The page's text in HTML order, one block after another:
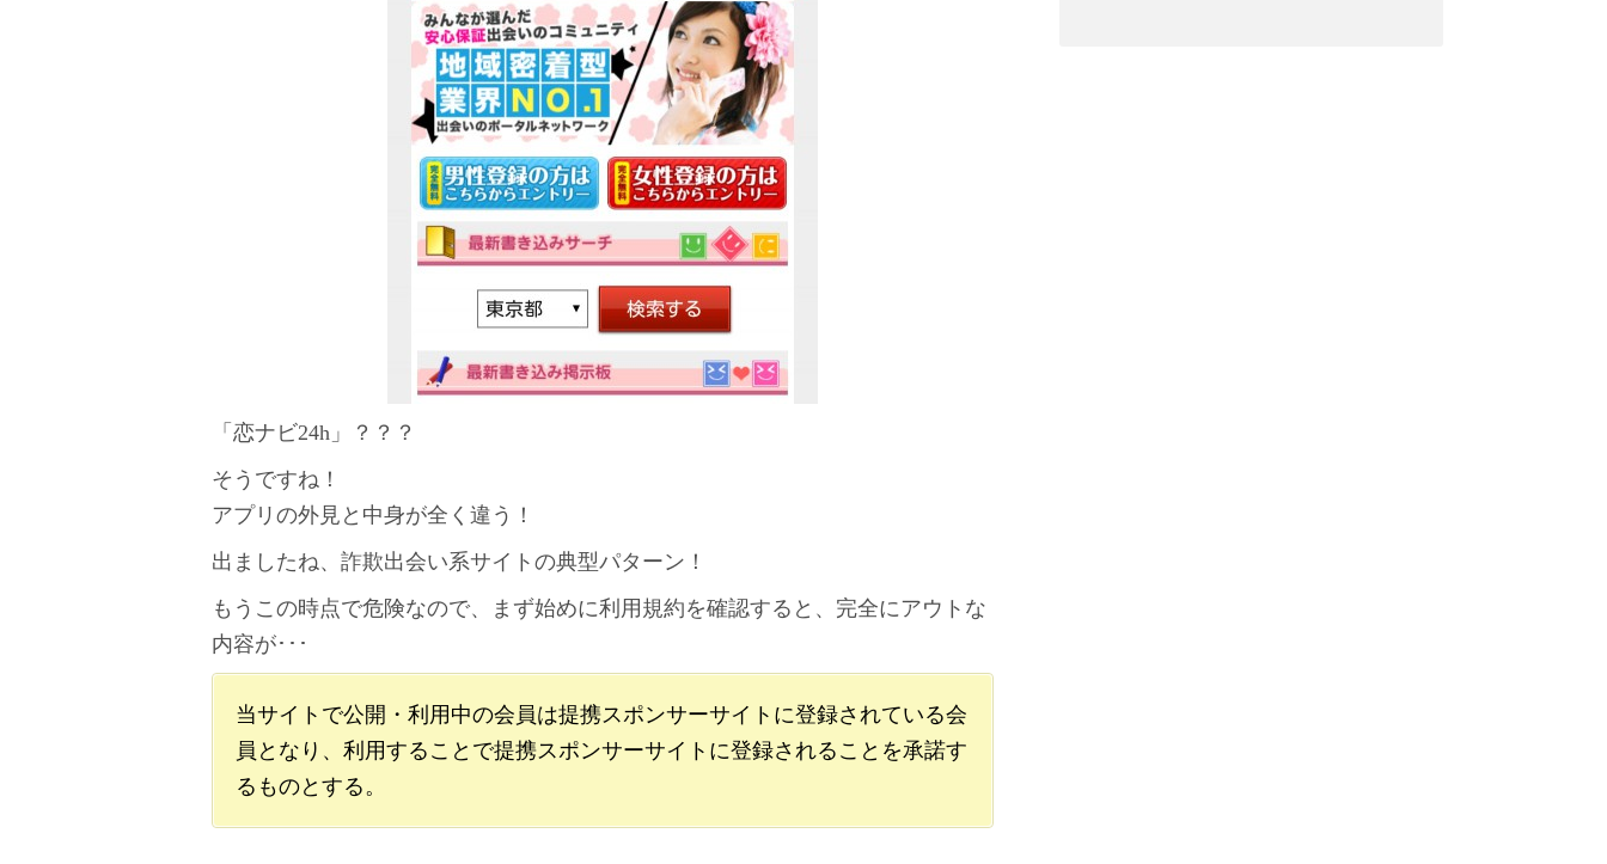
「恋ナビ24h」？？？
そうですね！
アプリの外見と中身が全く違う！
出ましたね、詐欺出会い系サイトの典型パターン！
もうこの時点で危険なので、まず始めに利用規約を確認すると、完全にアウトな
内容が･･･
当サイトで公開・利用中の会員は提携スポンサーサイトに登録されている会
員となり、利用することで提携スポンサーサイトに登録されることを承諾す
るものとする。